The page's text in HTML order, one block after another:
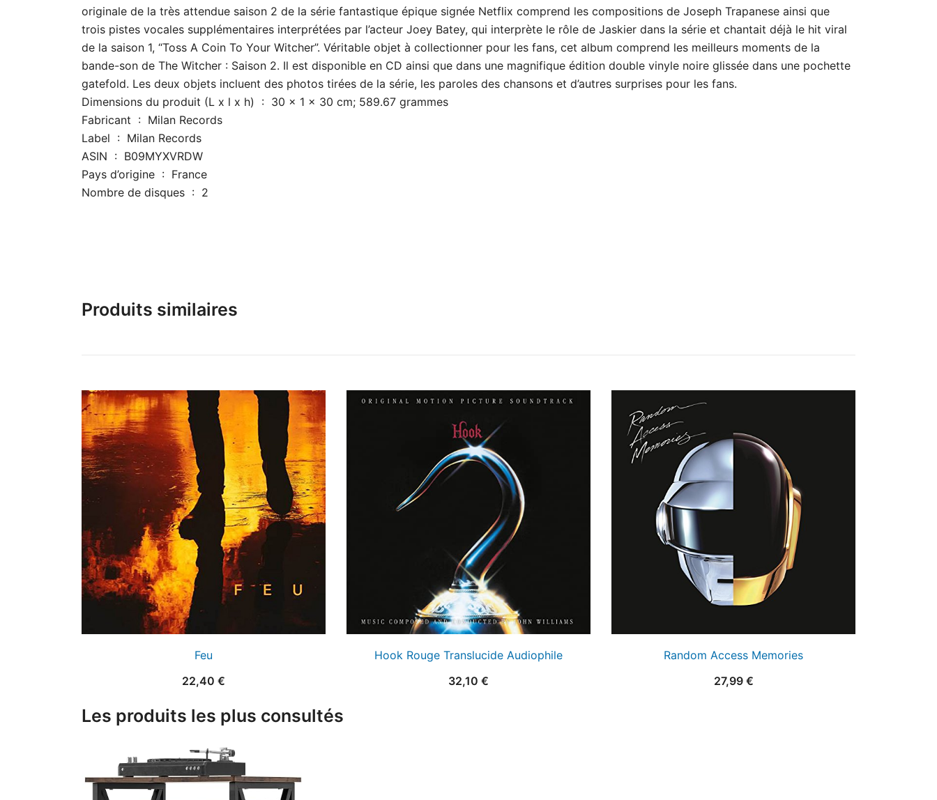
originale de la très attendue saison 2 de la série fantastique épique signée Netflix comprend les compositions de Joseph Trapanese ainsi que
trois pistes vocales supplémentaires interprétées par l’acteur Joey Batey, qui interprète le rôle de Jaskier dans la série et chantait déjà le hit viral
de la saison 1, “Toss A Coin To Your Witcher”. Véritable objet à collectionner pour les fans, cet album comprend les meilleurs moments de la
bande-son de The Witcher : Saison 2. Il est disponible en CD ainsi que dans une magnifique édition double vinyle noire glissée dans une pochette
gatefold. Les deux objets incluent des photos tirées de la série, les paroles des chansons et d’autres surprises pour les fans.
Dimensions du produit (L x l x h) ‏ : ‎ 30 x 1 x 30 cm; 589.67 grammes
Fabricant ‏ : ‎ Milan Records
Label ‏ : ‎ Milan Records
ASIN ‏ : ‎ B09MYXVRDW
Pays d’origine ‏ : ‎ France
Nombre de disques ‏ : ‎ 2
Produits similaires
Feu
22,40 €
Hook Rouge Translucide Audiophile
32,10 €
Random Access Memories
27,99 €
Les produits les plus consultés